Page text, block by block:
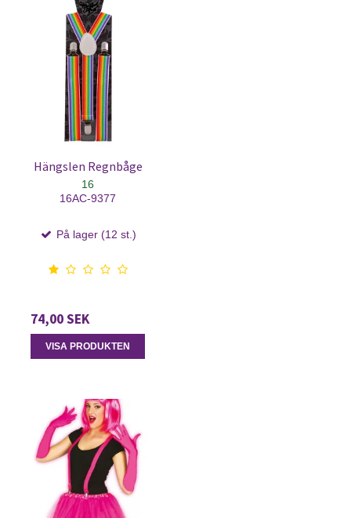
Hängslen Regnbåge
16
16AC-9377
På lager (12 st.)
74,00 SEK
VISA PRODUKTEN